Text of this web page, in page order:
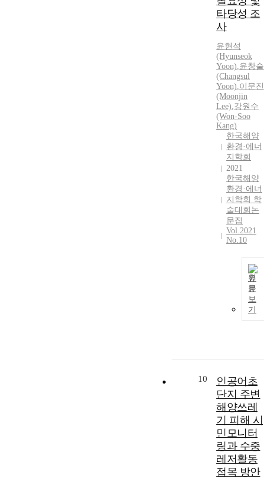
Harbour
Bridge
between
Mokpo City
and Koha
Isiand is
planned to be
built across
Mokpo Inner
Harbour, and
Namak New
Town is under
construction
adjacent to
Mokpo.
Citizens
concern of and
participation
in 「
for Shaping
Mokpo into
Beautiful
Seaport」 are
necessary to
match the view
harbour with
harmoniously.
Citizen levels
of
consciousness
of coastal and
marine
environment
were
ascertained
타당성 조
사
윤현석
(Hyunseok
Yoon),윤창술
(Changsul
Yoon),이문진
(Moonjin
Lee),강원수
(Won-Soo
Kang)
한국해양
환경·에너
지학회
2021
한국해양
환경·에너
지학회 학
술대회논
문집
Vol.2021
No.10
원
문
보
기
10
인공어초
단지 주변
해양쓰레
기 피해 시
민모니터
링과 수중
레저활동
접목 방안